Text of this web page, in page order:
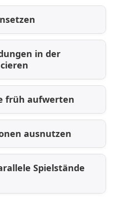
in der
früh aufwerten
ausnutzen
Spielstände